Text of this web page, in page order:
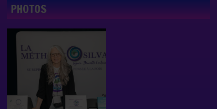
PHOTOS